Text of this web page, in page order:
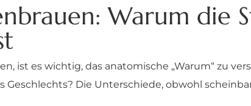
Warum die
ist es wichtig, das anatomische „Warum“ zu
Die Unterschiede, obwohl